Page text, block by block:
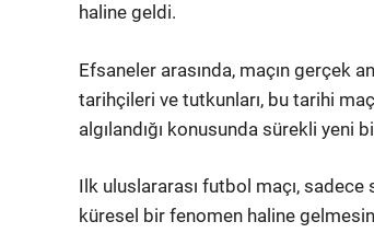
haline geldi.
Efsaneler arasında, maçın gerçek
tarihçileri ve tutkunları, bu tarihi
algılandığı konusunda sürekli
Ilk uluslararası futbol maçı,
küresel bir fenomen haline